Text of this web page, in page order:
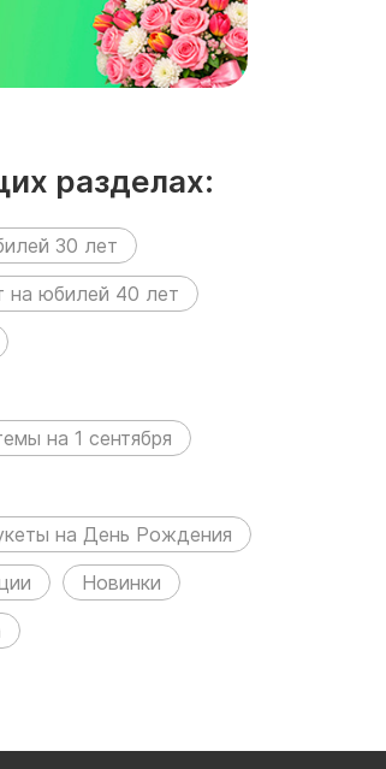
разделах:
30 лет
на юбилей 40 лет
на 1 сентября
на День Рождения
Новинки